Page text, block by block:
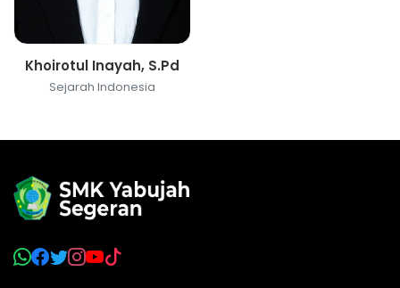
Khoirotul Inayah, S.Pd
Sejarah Indonesia